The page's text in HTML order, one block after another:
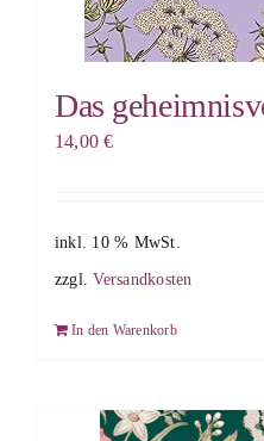
Das
14,00€
inkl. 10 % MwSt.
zzgl.Versandkosten
In den Warenkorb